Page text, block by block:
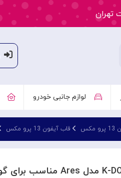
لوازم جانبی خودرو
قاب آیفون 13 پرو مکس